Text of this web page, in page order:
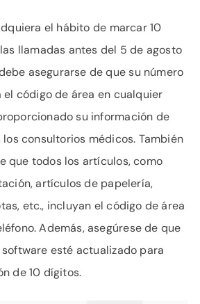
el hábito de marcar 10
llamadas antes del 5 de agosto
asegurarse de que su número
código de área en cualquier
su información de
consultorios médicos. También
que todos los artículos, como
artículos de papelería,
etc., incluyan el código de área
Además, asegúrese de que
esté actualizado para
de 10 dígitos.